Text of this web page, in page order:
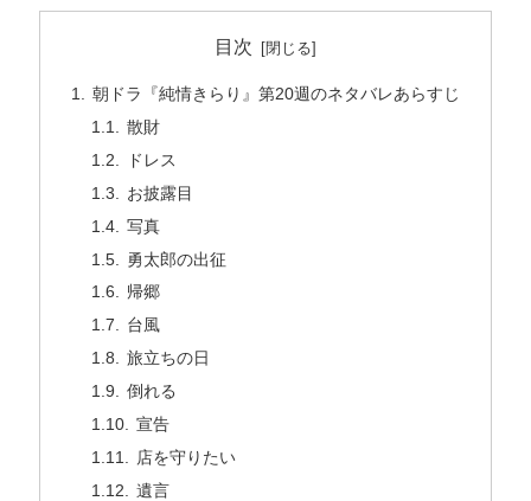
目次
朝ドラ『純情きらり』第20週のネタバレあらすじ
散財
ドレス
お披露目
写真
勇太郎の出征
帰郷
台風
旅立ちの日
倒れる
宣告
店を守りたい
遺言